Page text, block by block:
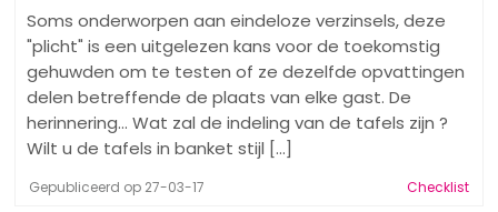
Soms onderworpen aan eindeloze verzinsels, deze
"plicht" is een uitgelezen kans voor de toekomstig
gehuwden om te testen of ze dezelfde opvattingen
delen betreffende de plaats van elke gast. De
herinnering... Wat zal de indeling van de tafels zijn ?
Wilt u de tafels in banket stijl [...]
Gepubliceerd op 27-03-17 Checklist